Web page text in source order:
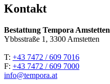
Kontakt
Bestattung Tempora Amstetten
Ybbsstraße 1, 3300 Amstetten
T: +43 7472 / 609 7016
F: +43 7472 / 609 7000
info@tempora.at